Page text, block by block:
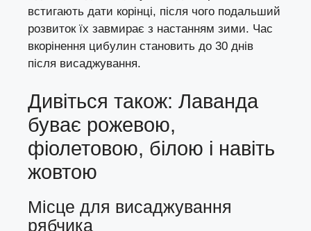
встигають дати корінці, після чого подальший
розвиток їх завмирає з настанням зими. Час
вкорінення цибулин становить до 30 днів
після висаджування.
Дивіться також: Лаванда
буває рожевою,
фіолетовою, білою і навіть
жовтою
Місце для висаджування
рябчика